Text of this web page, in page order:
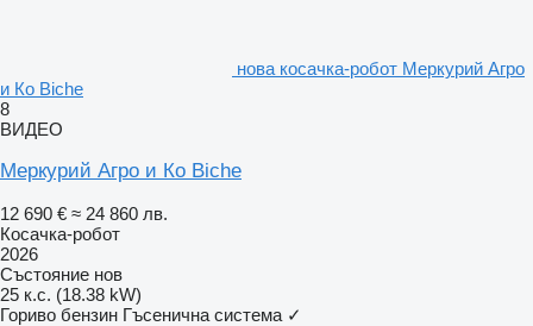
нова косачка-робот Меркурий Агро
и Ко Biche
8
ВИДЕО
Меркурий Агро и Ко Biche
12 690 € ≈ 24 860 лв.
Косачка-робот
2026
Състояние нов
25 к.с. (18.38 kW)
Гориво бензин Гъсенична система ✓